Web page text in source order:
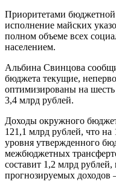
Приоритетами бюджетной
исполнение майских
полном объеме всех
населением.
Альбина Свинцова
бюджета текущие,
оптимизированы на
3,4 млрд рублей.
Доходы окружного
121,1 млрд рублей, что
уровня утвержденного
межбюджетных
составит 1,2 млрд
прогнозируемых доходов